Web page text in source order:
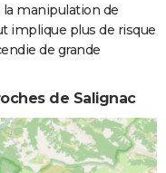
la manipulation de
implique plus de risque
de grande
de Salignac